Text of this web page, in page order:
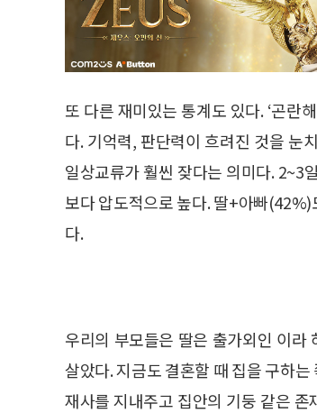
또 다른 재미있는 통계도 있다. ‘곤란
다. 기억력, 판단력이 흐려진 것을 눈
일상교류가 훨씬 잦다는 의미다. 2~3
보다 압도적으로 높다. 딸+아빠
다.
우리의 부모들은 딸은 출가외인 이라
살았다. 지금도 결혼할 때 집을 구하
재사를 지내주고 집안의 기둥 같은